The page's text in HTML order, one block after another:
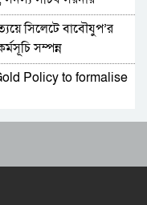
নতুন বাহিনী
নেবেন: পররাষ্ট্র
সিলেটে বাবৌযুপ’র
সম্পন্ন
Policy to formalise
সংঘর্ষের আশঙ্কা,